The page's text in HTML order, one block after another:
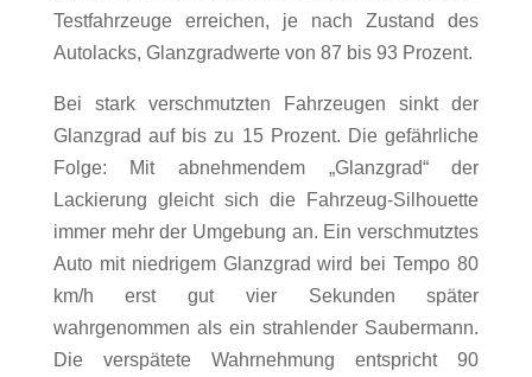
Testfahrzeuge erreichen, je nach Zustand des
Autolacks, Glanzgradwerte von 87 bis 93 Prozent.
Bei stark verschmutzten Fahrzeugen sinkt der
Glanzgrad auf bis zu 15 Prozent. Die gefährliche
Folge: Mit abnehmendem „Glanzgrad“ der
Lackierung gleicht sich die Fahrzeug-Silhouette
immer mehr der Umgebung an. Ein verschmutztes
Auto mit niedrigem Glanzgrad wird bei Tempo 80
km/h erst gut vier Sekunden später
wahrgenommen als ein strahlender Saubermann.
Die verspätete Wahrnehmung entspricht 90